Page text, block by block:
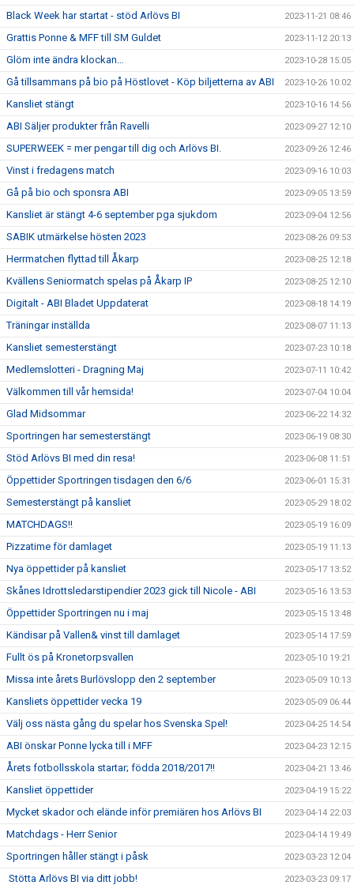
Black Week har startat - stöd Arlövs BI 2023-11-21 08:46
Grattis Ponne & MFF till SM Guldet 2023-11-12 20:13
Glöm inte ändra klockan… 2023-10-28 15:05
Gå tillsammans på bio på Höstlovet - Köp biljetterna av ABI 2023-10-26 10:02
Kansliet stängt 2023-10-16 14:56
ABI Säljer produkter från Ravelli 2023-09-27 12:10
SUPERWEEK = mer pengar till dig och Arlövs BI. 2023-09-26 12:46
Vinst i fredagens match 2023-09-16 10:03
Gå på bio och sponsra ABI 2023-09-05 13:59
Kansliet är stängt 4-6 september pga sjukdom 2023-09-04 12:56
SABIK utmärkelse hösten 2023 2023-08-26 09:53
Herrmatchen flyttad till Åkarp 2023-08-25 12:18
Kvällens Seniormatch spelas på Åkarp IP 2023-08-25 12:10
Digitalt - ABI Bladet Uppdaterat 2023-08-18 14:19
Träningar inställda 2023-08-07 11:13
Kansliet semesterstängt 2023-07-23 10:18
Medlemslotteri - Dragning Maj 2023-07-11 10:42
Välkommen till vår hemsida! 2023-07-04 10:04
Glad Midsommar 2023-06-22 14:32
Sportringen har semesterstängt 2023-06-19 08:30
Stöd Arlövs BI med din resa! 2023-06-08 11:51
Öppettider Sportringen tisdagen den 6/6 2023-06-01 15:31
Semesterstängt på kansliet 2023-05-29 18:02
MATCHDAGS!! 2023-05-19 16:09
Pizzatime för damlaget 2023-05-19 11:13
Nya öppettider på kansliet 2023-05-17 13:52
Skånes Idrottsledarstipendier 2023 gick till Nicole - ABI 2023-05-16 13:53
Öppettider Sportringen nu i maj 2023-05-15 13:48
Kändisar på Vallen& vinst till damlaget 2023-05-14 17:59
Fullt ös på Kronetorpsvallen 2023-05-10 19:21
Missa inte årets Burlövslopp den 2 september 2023-05-09 10:13
Kansliets öppettider vecka 19 2023-05-09 06:44
Välj oss nästa gång du spelar hos Svenska Spel! 2023-04-25 14:54
ABI önskar Ponne lycka till i MFF 2023-04-23 12:15
Årets fotbollsskola startar; födda 2018/2017!! 2023-04-21 13:46
Kansliet öppettider 2023-04-19 15:22
Mycket skador och elände inför premiären hos Arlövs BI 2023-04-14 22:03
Matchdags - Herr Senior 2023-04-14 19:49
Sportringen håller stängt i påsk 2023-03-23 12:04
Stötta Arlövs BI via ditt jobb! 2023-03-23 09:17